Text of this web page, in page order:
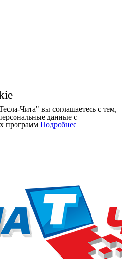
Чита" вы соглашаетесь с тем,
данные с
программ Подробнее